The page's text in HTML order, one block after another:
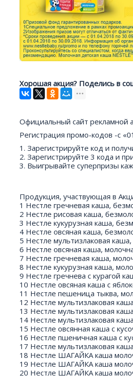
Хорошая акция? Поделись в
Официальный сайт рекламной
Регистрация промо-кодов -с
1. Зарегистрируйте код и
2. Зарегистрируйте 3 кода и
3. Выигрывайте суперпризы
Продукция, участвующая в
1 Нестле гречневая каша,
2 Нестле рисовая каша,
3 Нестле кукурузная каша,
4 Нестле овсяная каша,
5 Нестле мультизлаковая
6 Нестле овсяная каша,
7 Нестле гречневая каша,
8 Нестле кукурузная каша,
9 Нестле гречнева с курагой
10 Нестле овсяная каша с
11 Нестле пешеница тыква,
12 Нестле мультизлаковая
13 Нестле мультизлаковая
14 Нестле мультизлаковая
15 Нестле овсянная каша с
16 Нестле пшеничная каша с
17 Нестле мультизлаковая
18 Нестле ШАГАЙКА каша
19 Нестле ШАГАЙКА каша
20 Нестле ШАГАЙКА каша